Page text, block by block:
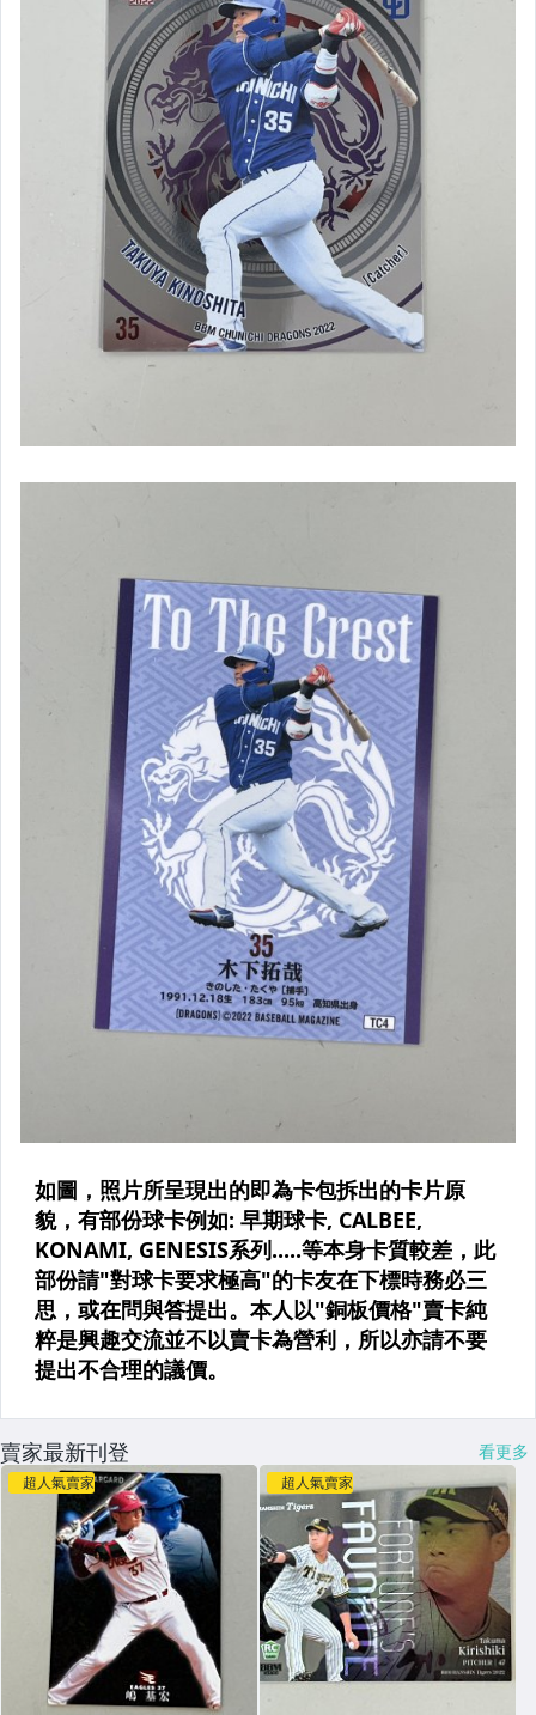
賣家最新刊登 看更多
超人氣賣家 超人氣賣家